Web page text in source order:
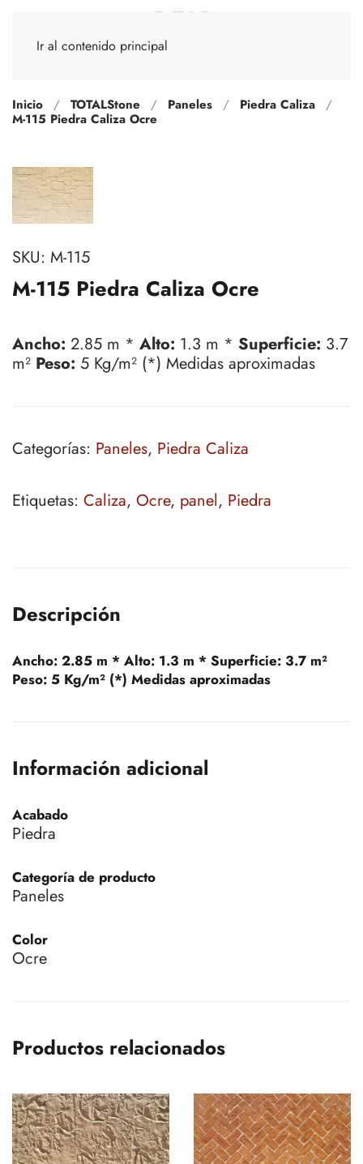
Ir al contenido principal
Inicio TOTALStone Paneles
Piedra Caliza
M-115 Piedra Caliza Ocre
SKU: M-115
M-115 Piedra Caliza Ocre
Ancho: 2.85 m * Alto: 1.3 m * Superficie: 3.7
m² Peso: 5 Kg/m² (*) Medidas aproximadas
Categorías: Paneles, Piedra Caliza
Etiquetas: Caliza, Ocre, panel, Piedra
Descripción
Ancho: 2.85 m * Alto: 1.3 m * Superficie: 3.7 m²
Peso: 5 Kg/m² (*) Medidas aproximadas
Información adicional
Acabado
Piedra
Categoría de producto
Paneles
Color
Ocre
Productos relacionados